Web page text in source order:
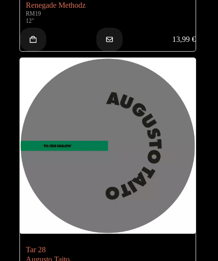
Renegade Methodz
RM19
12"
13,99€
Tar 28
Augusto Taito